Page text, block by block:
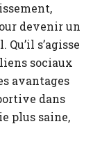
devenir un
s’agisse
sociaux
avantages
dans
plus saine,